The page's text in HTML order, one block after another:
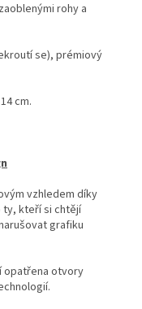
rohy a
se), prémiový
cm.
vzhledem díky
ty, kteří si chtějí
grafiku
opatřena otvory